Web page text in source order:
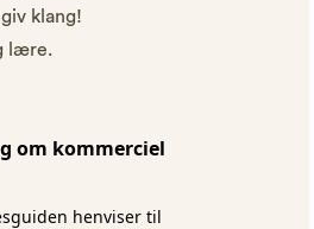
om kommerciel
henviser til
klang!
lære.
som alting så herlig
på vinger dig løfter og